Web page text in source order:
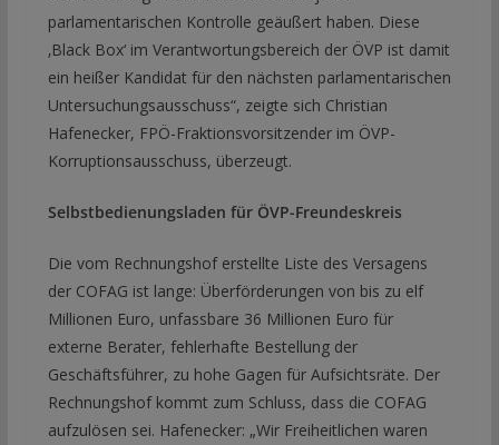
parlamentarischen Kontrolle geäußert haben. Diese
‚Black Box‘ im Verantwortungsbereich der ÖVP ist damit
ein heißer Kandidat für den nächsten parlamentarischen
Untersuchungsausschuss“, zeigte sich Christian
Hafenecker, FPÖ-Fraktionsvorsitzender im ÖVP-
Korruptionsausschuss, überzeugt.
Selbstbedienungsladen für ÖVP-Freundeskreis
Die vom Rechnungshof erstellte Liste des Versagens
der COFAG ist lange: Überförderungen von bis zu elf
Millionen Euro, unfassbare 36 Millionen Euro für
externe Berater, fehlerhafte Bestellung der
Geschäftsführer, zu hohe Gagen für Aufsichtsräte. Der
Rechnungshof kommt zum Schluss, dass die COFAG
aufzulösen sei. Hafenecker: „Wir Freiheitlichen waren